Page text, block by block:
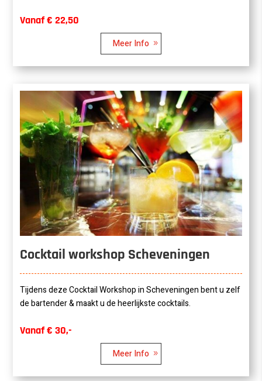
Vanaf € 22,50
Meer Info
Cocktail workshop Scheveningen
Tijdens deze Cocktail Workshop in Scheveningen bent u zelf
de bartender & maakt u de heerlijkste cocktails.
Vanaf € 30,-
Meer Info